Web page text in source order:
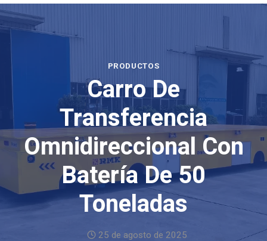
PRODUCTOS
Carro De
Transferencia
Omnidireccional Con
Batería De 50
Toneladas
25 de agosto de 2025